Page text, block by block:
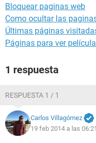
Bloquear paginas web
Como ocultar las
Últimas páginas
Páginas para ver
1 respuesta
RESPUESTA 1 / 1
Carlos Villagómez
19 feb 2014 a las 06:21